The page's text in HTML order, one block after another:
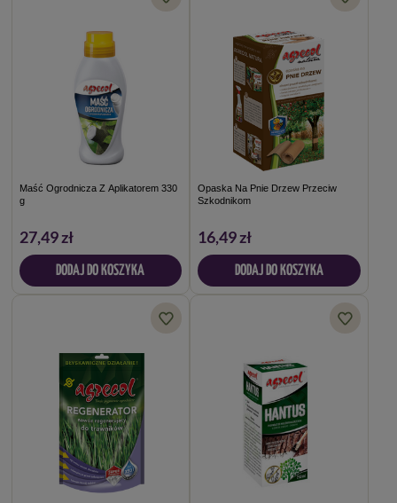
Maść Ogrodnicza Z Aplikatorem 330
g
27,49 zł
DODAJ DO KOSZYKA
Opaska Na Pnie Drzew Przeciw
Szkodnikom
16,49 zł
DODAJ DO KOSZYKA